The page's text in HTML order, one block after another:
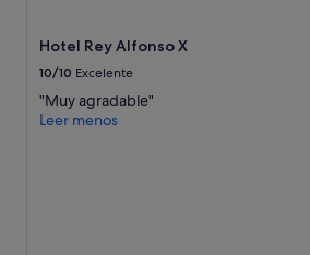
Hotel Rey Alfonso X
10/10 Excelente
"Muy agradable"
Leer menos